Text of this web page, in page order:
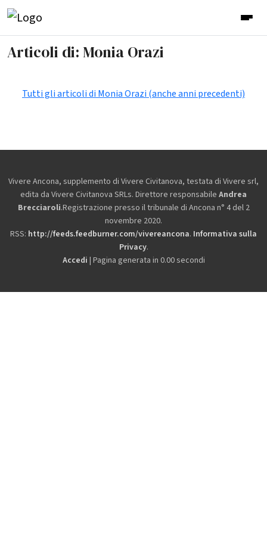
Articoli di: Monia Orazi
Tutti gli articoli di Monia Orazi (anche anni precedenti)
Vivere Ancona, supplemento di Vivere Civitanova, testata di Vivere srl,
edita da Vivere Civitanova SRLs. Direttore responsabile Andrea
Brecciaroli.Registrazione presso il tribunale di Ancona n° 4 del 2
novembre 2020.
RSS: http://feeds.feedburner.com/vivereancona. Informativa sulla
Privacy.
Accedi | Pagina generata in 0.00 secondi